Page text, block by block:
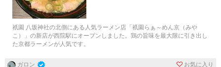
祇園 八坂神社の北側にある人気ラーメン店「祇園らぁ～めん京（みや
こ）」の新店が西院駅にオープンしました。鶏の旨味を最大限に引き出し
た京都ラーメンが人気です。
ガロン お気に入り